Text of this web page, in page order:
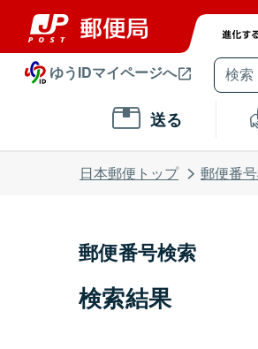
ゆうIDマイページへ
送る
日本郵便トップ 郵便番
郵便番号検索
検索結果